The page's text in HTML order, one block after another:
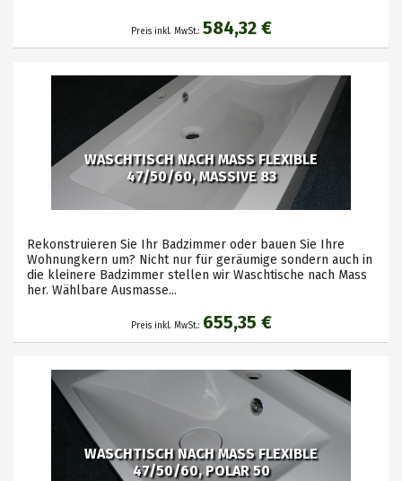
Preis inkl. MwSt.: 584,32 €
WASCHTISCH NACH MASS FLEXIBLE
47/50/60, MASSIVE 83
Rekonstruieren Sie Ihr Badzimmer oder bauen Sie Ihre
Wohnungkern um? Nicht nur für geräumige sondern auch in
die kleinere Badzimmer stellen wir Waschtische nach Mass
her. Wählbare Ausmasse...
Preis inkl. MwSt.: 655,35 €
WASCHTISCH NACH MASS FLEXIBLE
47/50/60, POLAR 50